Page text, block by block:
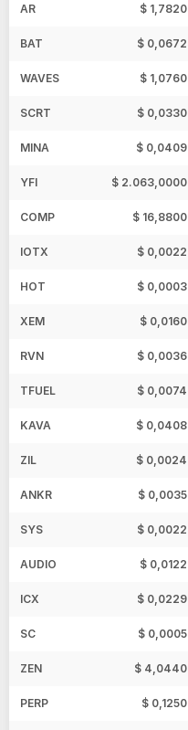
AR $ 1,7820
BAT $ 0,0672
WAVES $ 1,0760
SCRT $ 0,0330
MINA $ 0,0409
YFI $ 2.063,0000
COMP $ 16,8800
IOTX $ 0,0022
HOT $ 0,0003
XEM $ 0,0160
RVN $ 0,0036
TFUEL $ 0,0074
KAVA $ 0,0408
ZIL $ 0,0024
ANKR $ 0,0035
SYS $ 0,0022
AUDIO $ 0,0122
ICX $ 0,0229
SC $ 0,0005
ZEN $ 4,0440
PERP $ 0,1250